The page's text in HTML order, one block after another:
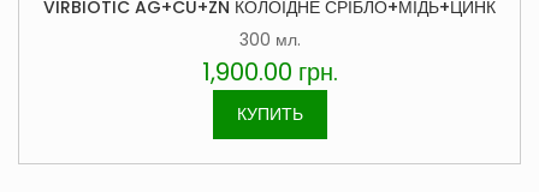
VIRBIOTIC AG+CU+ZN КОЛОЇДНЕ СРІБЛО+МІДЬ+ЦИНК
300 мл.
1,900.00 грн.
КУПИТЬ